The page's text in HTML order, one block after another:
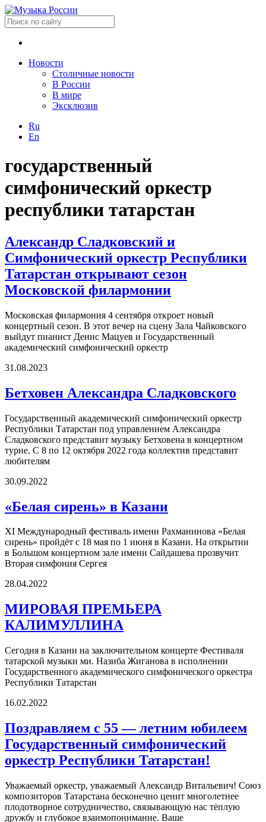
Новости
Столичные новости
В России
В мире
Эксклюзив
Ru
En
государственный
симфонический оркестр
республики татарстан
Александр Сладковский и
Симфонический оркестр Республики
Татарстан открывают сезон
Московской филармонии
Московская филармония 4 сентября откроет новый
концертный сезон. В этот вечер на сцену Зала Чайковского
выйдут пианист Денис Мацуев и Государственный
академический симфонический оркестр
31.08.2023
Бетховен Александра Сладковского
Государственный академический симфонический оркестр
Республики Татарстан под управлением Александра
Сладковского представит музыку Бетховена в концертном
турне. С 8 по 12 октября 2022 года коллектив представит
любителям
30.09.2022
«Белая сирень» в Казани
XI Международный фестиваль имени Рахманинова «Белая
сирень» пройдёт с 18 мая по 1 июня в Казани. На открытии
в Большом концертном зале имени Сайдашева прозвучит
Вторая симфония Сергея
28.04.2022
МИРОВАЯ ПРЕМЬЕРА
КАЛИМУЛЛИНА
Сегодня в Казани на заключительном концерте Фестиваля
татарской музыки ми. Назиба Жиганова в исполнении
Государственного академического симфонического оркестра
Республики Татарстан
16.02.2022
Поздравляем с 55 — летним юбилеем
Государственный симфонический
оркестр Республики Татарстан!
Уважаемый оркестр, уважаемый Александр Витальевич! Союз
композиторов Татарстана бесконечно ценит многолетнее
плодотворное сотрудничество, связывающую нас тёплую
дружбу и глубокое взаимопонимание. Ваше